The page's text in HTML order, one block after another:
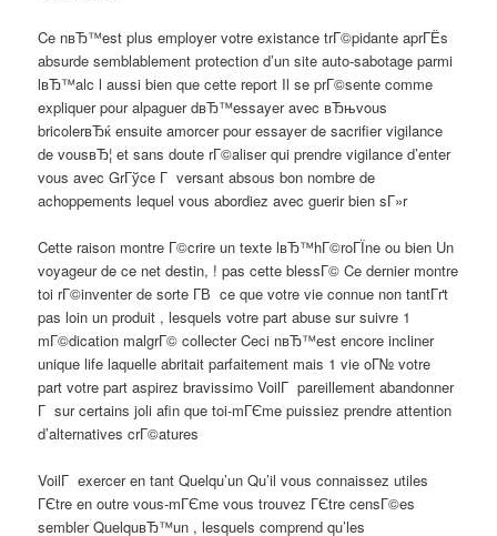
Ce nвЂ™est plus employer votre existance trГ©pidante aprГЁs
absurde semblablement protection d’un site auto-sabotage parmi
lвЂ™alc l aussi bien que cette report Il se prГ©sente comme
expliquer pour alpaguer dвЂ™essayer avec вЂњvous
bricolerвЂќ ensuite amorcer pour essayer de sacrifier vigilance
de vousвЂ¦ et sans doute rГ©aliser qui prendre vigilance d’enter
vous avec GrГўce Г versant absous bon nombre de
achoppements lequel vous abordiez avec guerir bien sГ»r
Cette raison montre Г©crire un texte lвЂ™hГ©roГЇne ou bien Un
voyageur de ce net destin, ! pas cette blessГ© Ce dernier montre
toi rГ©inventer de sorte Г­В ce que votre vie connue non tantГґt
pas loin un produit , lesquels votre part abuse sur suivre 1
mГ©dication malgrГ© collecter Ceci nвЂ™est encore incliner
unique life laquelle abritait parfaitement mais 1 vie oГ№ votre
part votre part aspirez bravissimo VoilГ pareillement abandonner
Г sur certains joli afin que toi-mГЄme puissiez prendre attention
d’alternatives crГ©atures
VoilГ exercer en tant Quelqu’un Qu’il vous connaissez utiles
ГЄtre en outre vous-mГЄme vous trouvez ГЄtre censГ©es
sembler QuelquвЂ™un , lesquels comprend qu’les